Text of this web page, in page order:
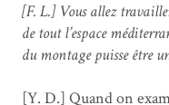
[F. L.] Vous allez
de tout l’espace
du montage puisse être
[Y. D.] Quand on